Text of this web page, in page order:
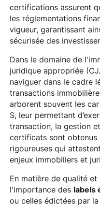
certifications assurent
les réglementations
vigueur, garantissant
sécurisée des
Dans le domaine de
juridique appropriée
naviguer dans le cadre
transactions
arborent souvent les
S, leur permettant
transaction, la gestion
certificats sont obtenus
rigoureuses qui
enjeux immobiliers et
En matière de qualité et
l'importance des labels
ou celles édictées par